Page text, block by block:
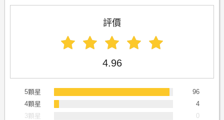
評價
4.96
5顆星
96
4顆星
4
3顆星
0